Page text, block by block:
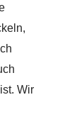
Wir